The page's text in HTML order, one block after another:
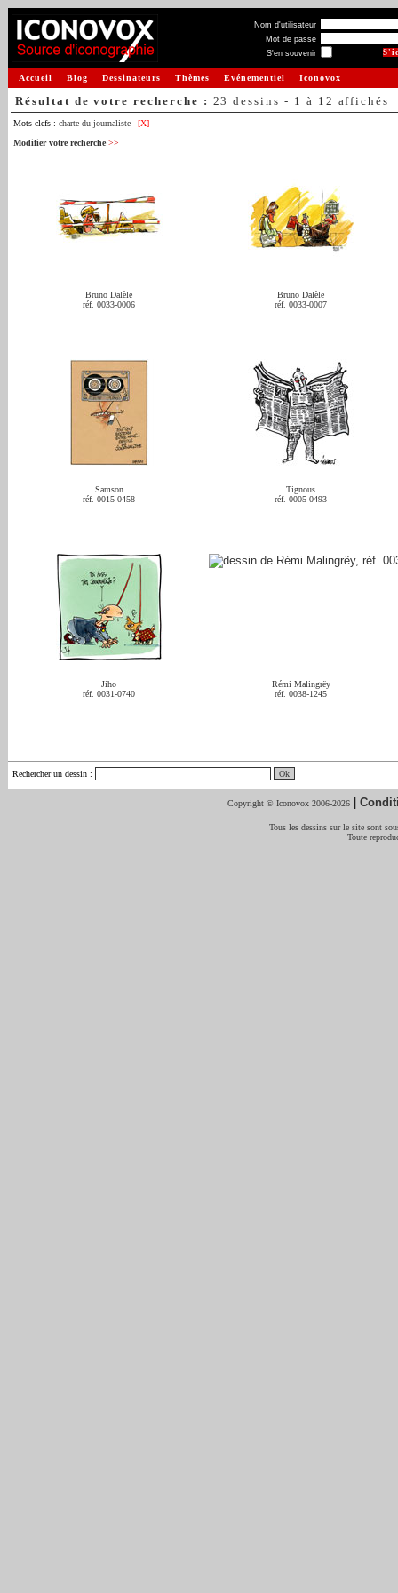
Nom d'utilisateur
Mot de passe
S'en souvenir
Accueil Blog Dessinateurs Thèmes Evénementiel Iconovox
Résultat de votre recherche : 23 dessins - 1 à 12 affichés
Mots-clefs : charte du journaliste
[X]
Modifier votre recherche >>
Bruno Dalèle
réf. 0033-0006
Bruno Dalèle
réf. 0033-0007
Samson
réf. 0015-0458
Tignous
réf. 0005-0493
Jiho
réf. 0031-0740
Rémi Malingrëy
réf. 0038-1245
Rechercher un dessin :
Copyright © Iconovox 2006-2026 |
Tous les dessins sur le site sont
Toute